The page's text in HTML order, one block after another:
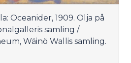
Oceanider, 1909. Olja på
samling /
Wäinö Wallis samling.